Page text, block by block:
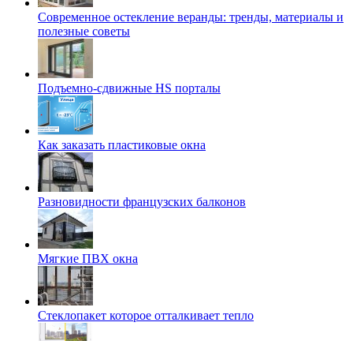
Современное остекление веранды: тренды, материалы и
полезные советы
Подъемно-сдвижные HS порталы
Как заказать пластиковые окна
Разновидности французских балконов
Мягкие ПВХ окна
Стеклопакет которое отталкивает тепло